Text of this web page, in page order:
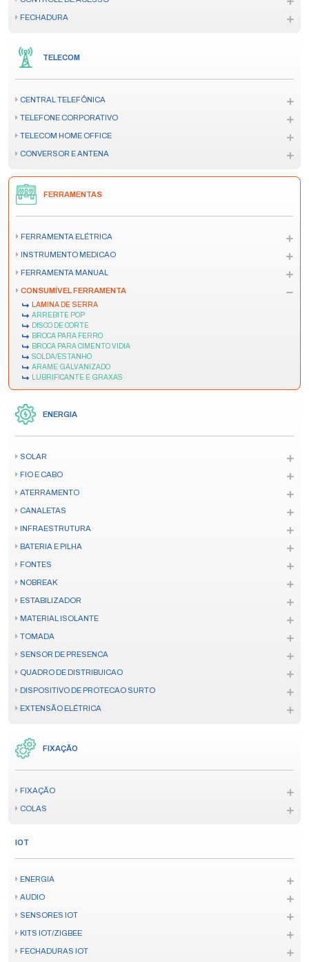
FECHADURA
TELECOM
CENTRAL TELEFÔNICA
TELEFONE CORPORATIVO
TELECOM HOME OFFICE
CONVERSOR E ANTENA
FERRAMENTAS
FERRAMENTA ELÉTRICA
INSTRUMENTO MEDICAO
FERRAMENTA MANUAL
CONSUMÍVEL FERRAMENTA
LAMINA DE SERRA
ARREBITE POP
DISCO DE CORTE
BROCA PARA FERRO
BROCA PARA CIMENTO VIDIA
SOLDA/ESTANHO
ARAME GALVANIZADO
LUBRIFICANTE E GRAXAS
ENERGIA
SOLAR
FIO E CABO
ATERRAMENTO
CANALETAS
INFRAESTRUTURA
BATERIA E PILHA
FONTES
NOBREAK
ESTABILIZADOR
MATERIAL ISOLANTE
TOMADA
SENSOR DE PRESENCA
QUADRO DE DISTRIBUICAO
DISPOSITIVO DE PROTECAO SURTO
EXTENSÃO ELÉTRICA
FIXAÇÃO
FIXAÇÃO
COLAS
IOT
ENERGIA
AUDIO
SENSORES IOT
KITS IOT/ZIGBEE
FECHADURAS IOT